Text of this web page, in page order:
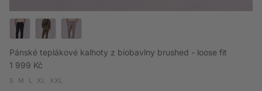
Pánské teplákové kalhoty z biobavlny brushed - loose fit
Běžná cena
1 999 Kč
S M L XL XXL